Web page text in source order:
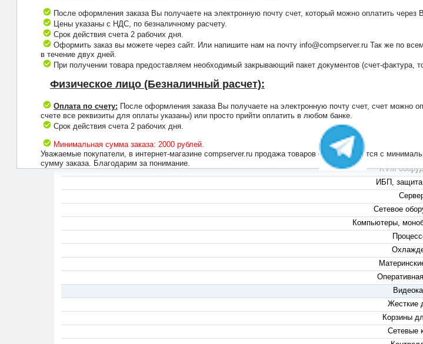
После оформления заказа Вы получаете на электронную почту счет, который можно оплатить через
Цены указаны с НДС, по безналичному расчету.
Срок действия счета 2 рабочих дня.
Оформить заказ вы можете через сайт. Или напишите нам на почту info@compserver.ru Так же по
в течение двух дней.
При получении товара предоставляем необходимый закрывающий пакет документов (счет-фактура,
Физическое лицо (Безналичный расчет):
Оплата по счету: После оформления заказа Вы получаете на электронную почту счет, счет можно
счете все реквизиты для оплаты указаны) или просто прийти оплатить в любом банке.
Срок действия счета 2 рабочих дня.
Минимальная сумма заказа: 2000 рублей.
Уважаемые покупатели, в интернет-магазине compserver.ru продажа товаров осуществляется с
сумму заказа. Благодарим за понимание.
+7 (495)
KVM
ИБП, защита
Сетевое
Компьютеры,
Жесткие
Корзины
Сетевые